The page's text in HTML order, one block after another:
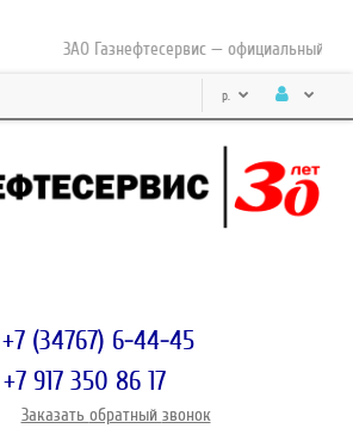
ЗАО Газнефтесервис — официальный
р.
+7 (34767) 6-44-45
+7 917 350 86 17
Заказать обратный звонок